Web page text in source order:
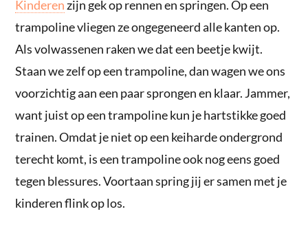
Kinderen zijn gek op rennen en springen. Op een
trampoline vliegen ze ongegeneerd alle kanten op.
Als volwassenen raken we dat een beetje kwijt.
Staan we zelf op een trampoline, dan wagen we ons
voorzichtig aan een paar sprongen en klaar. Jammer,
want juist op een trampoline kun je hartstikke goed
trainen. Omdat je niet op een keiharde ondergrond
terecht komt, is een trampoline ook nog eens goed
tegen blessures. Voortaan spring jij er samen met je
kinderen flink op los.